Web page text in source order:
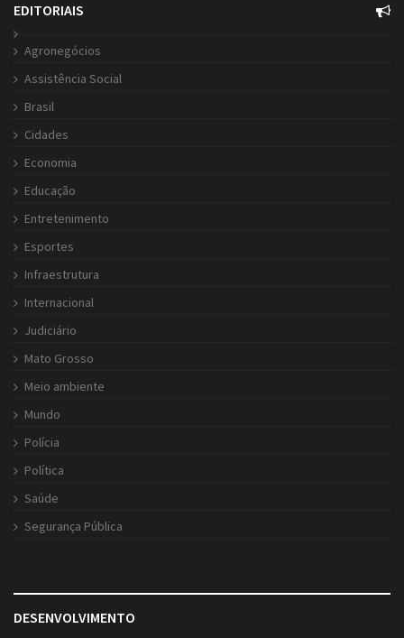
EDITORIAIS
Agronegócios
Assistência Social
Brasil
Cidades
Economia
Educação
Entretenimento
Esportes
Infraestrutura
Internacional
Judiciário
Mato Grosso
Meio ambiente
Mundo
Polícia
Política
Saúde
Segurança Pública
DESENVOLVIMENTO